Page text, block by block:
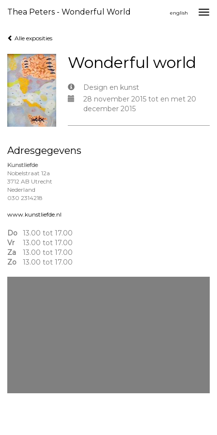
Thea Peters - Wonderful World english
Alle exposities
Wonderful world
Design en kunst
28 november 2015 tot en met 20
december 2015
Adresgegevens
Kunstliefde
Nobelstraat 12a
3712 AB Utrecht
Nederland
030 2314218
www.kunstliefde.nl
Do
13.00 tot 17.00
Vr
13.00 tot 17.00
Za
13.00 tot 17.00
Zo
13.00 tot 17.00